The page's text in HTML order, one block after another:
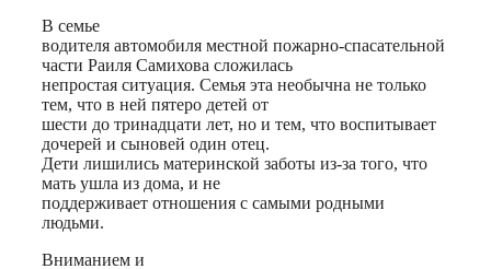
В семье
водителя автомобиля местной пожарно-спасательной
части Раиля Самихова сложилась
непростая ситуация. Семья эта необычна не только
тем, что в ней пятеро детей от
шести до тринадцати лет, но и тем, что воспитывает
дочерей и сыновей один отец.
Дети лишились материнской заботы из-за того, что
мать ушла из дома, и не
поддерживает отношения с самыми родными
людьми.
Вниманием и